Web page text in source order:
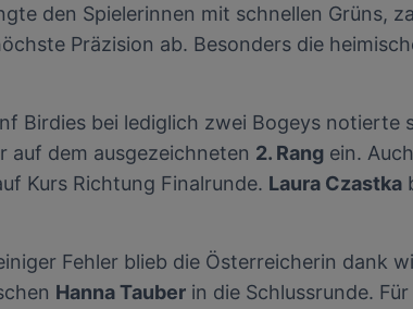
den Spielerinnen mit schnellen Grüns,
Präzision ab. Besonders die
Birdies bei lediglich zwei Bogeys notierte
auf dem ausgezeichneten 2. Rang ein.
Kurs Richtung Finalrunde. Laura Czastka
Fehler blieb die Österreicherin dank
Hanna Tauber in die Schlussrunde.
zur Identifikation aktiv abfragen. Speichern von oder Zugriff
Werbung und Inhalte, Messung von Werbeleistung und der
sowie Entwicklung und Verbesserung von Angeboten.